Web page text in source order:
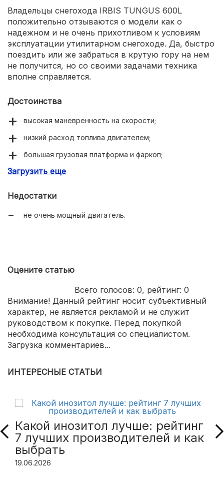
Владельцы снегохода IRBIS TUNGUS 600L
положительно отзываются о модели как о
надежном и не очень прихотливом к условиям
эксплуатации утилитарном снегоходе. Да, быстро
поездить или же забраться в крутую гору на нем
не получится, но со своими задачами техника
вполне справляется.
Достоинства
высокая маневренность на скорости;
низкий расход топлива двигателем;
большая грузовая платформа и фаркоп;
надежная трансмиссия на вариаторе.
Загрузить еще
Недостатки
не очень мощный двигатель.
Оцените статью
Всего голосов: 0, рейтинг: 0
Внимание! Данный рейтинг носит субъективный
характер, не является рекламой и не служит
руководством к покупке. Перед покупкой
необходима консультация со специалистом.
Загрузка комментариев...
ИНТЕРЕСНЫЕ СТАТЬИ
Какой инозитол лучше: рейтинг
7 лучших производителей и как
выбрать
19.06.2026